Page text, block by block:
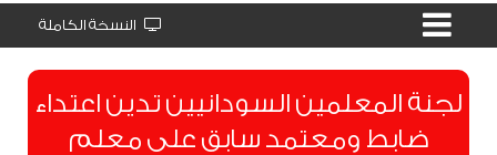
النسخة الكاملة
لجنة المعلمين السودانيين تدين اعتداء
ضابط ومعتمد سابق على معلم